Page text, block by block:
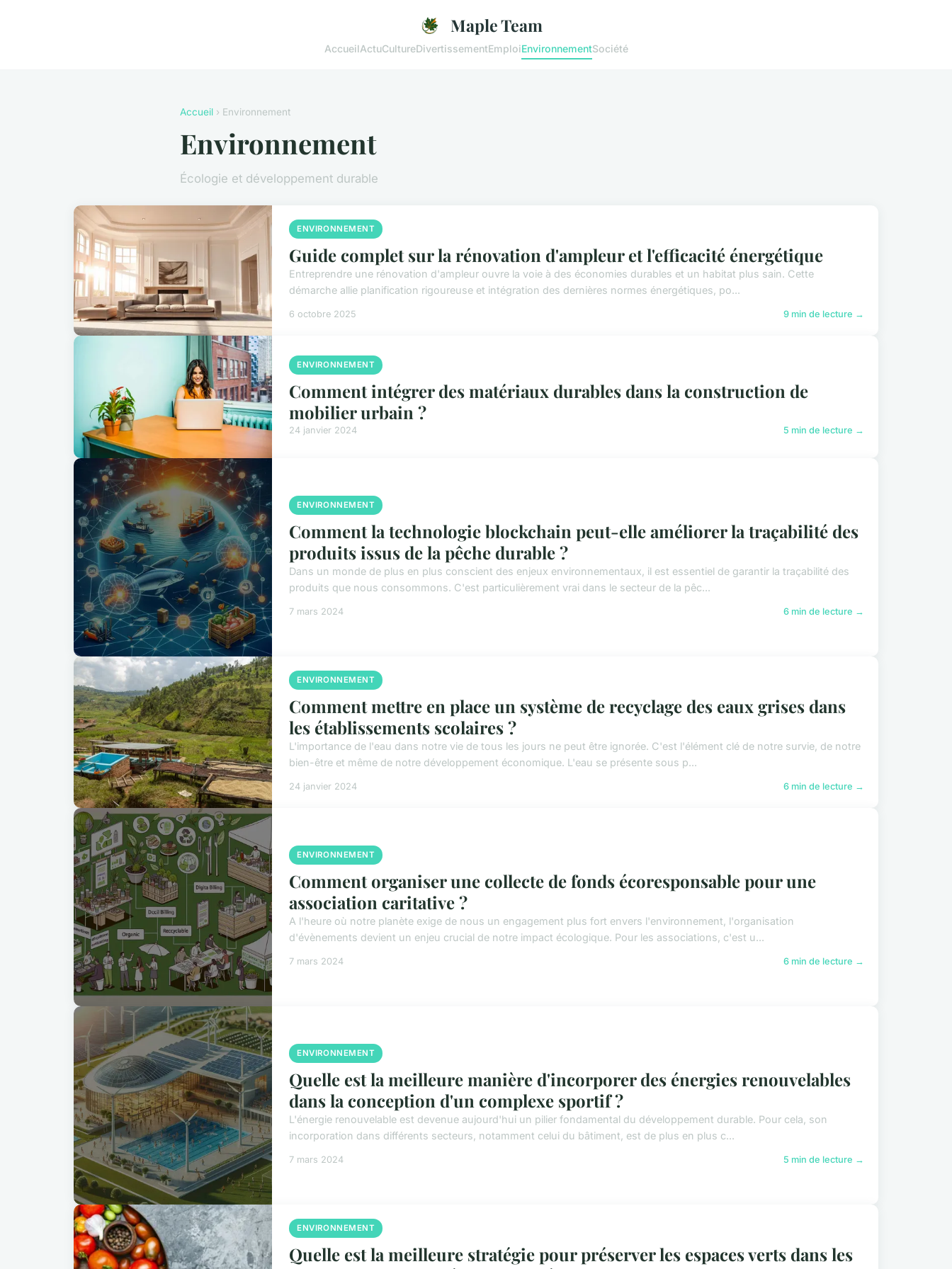
Maple Team
AccueilActuCultureDivertissementEmploiEnvironnementSociété
Accueil › Environnement
Environnement
Écologie et développement durable
ENVIRONNEMENT
Guide complet sur la rénovation d'ampleur et l'efficacité énergétique
Entreprendre une rénovation d'ampleur ouvre la voie à des économies durables et un habitat plus sain. Cette
démarche allie planification rigoureuse et intégration des dernières normes énergétiques, po...
6 octobre 2025 9 min de lecture →
ENVIRONNEMENT
Comment intégrer des matériaux durables dans la construction de
mobilier urbain ?
24 janvier 2024 5 min de lecture →
ENVIRONNEMENT
Comment la technologie blockchain peut-elle améliorer la traçabilité des
produits issus de la pêche durable ?
Dans un monde de plus en plus conscient des enjeux environnementaux, il est essentiel de garantir la traçabilité des
produits que nous consommons. C'est particulièrement vrai dans le secteur de la pêc...
7 mars 2024 6 min de lecture →
ENVIRONNEMENT
Comment mettre en place un système de recyclage des eaux grises dans
les établissements scolaires ?
L'importance de l'eau dans notre vie de tous les jours ne peut être ignorée. C'est l'élément clé de notre survie, de notre
bien-être et même de notre développement économique. L'eau se présente sous p...
24 janvier 2024 6 min de lecture →
ENVIRONNEMENT
Comment organiser une collecte de fonds écoresponsable pour une
association caritative ?
A l'heure où notre planète exige de nous un engagement plus fort envers l'environnement, l'organisation
d'évènements devient un enjeu crucial de notre impact écologique. Pour les associations, c'est u...
7 mars 2024 6 min de lecture →
ENVIRONNEMENT
Quelle est la meilleure manière d'incorporer des énergies renouvelables
dans la conception d'un complexe sportif ?
L'énergie renouvelable est devenue aujourd'hui un pilier fondamental du développement durable. Pour cela, son
incorporation dans différents secteurs, notamment celui du bâtiment, est de plus en plus c...
7 mars 2024 5 min de lecture →
ENVIRONNEMENT
Quelle est la meilleure stratégie pour préserver les espaces verts dans les